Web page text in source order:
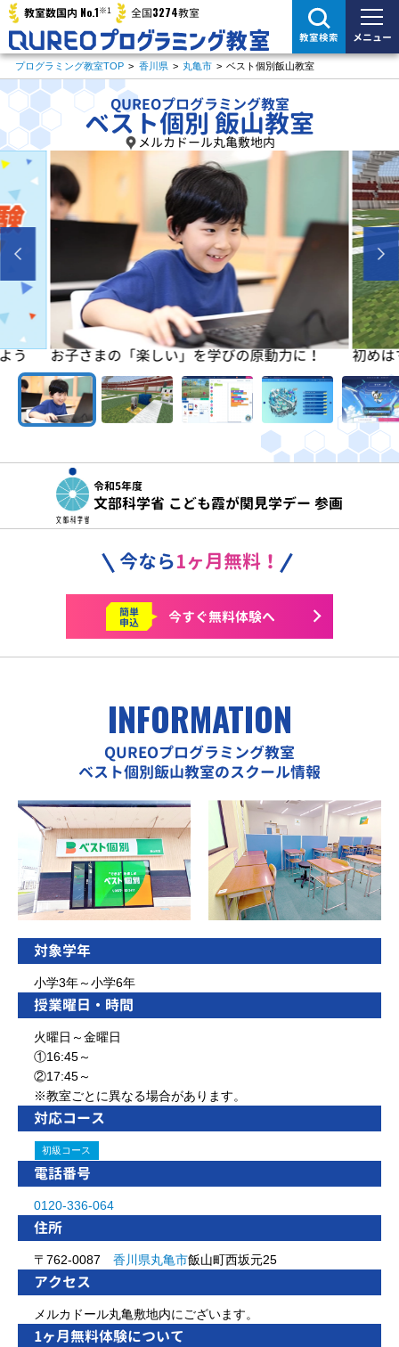
教室数国内 No.1※1 全国3274教室
教室検索 メニュー
プログラミング教室TOP > 香川県 > 丸亀市 > ベスト個別飯山教室
QUREOプログラミング教室
ベスト個別 飯山教室
メルカドール丸亀敷地内
う お子さまの「楽しい」を学びの原動力に！ 初め
令和5年度
文部科学省 こども霞が関見学デー 参画
今なら1ヶ月無料！
簡単
申込 今すぐ無料体験へ
INFORMATION
QUREOプログラミング教室
ベスト個別飯山教室のスクール情報
対象学年
小学3年～小学6年
授業曜日・時間
火曜日～金曜日
①16:45～
②17:45～
※教室ごとに異なる場合があります。
対応コース
初級コース
電話番号
0120-336-064
住所
〒762-0087 香川県丸亀市飯山町西坂元25
アクセス
メルカドール丸亀敷地内にございます。
1ヶ月無料体験について